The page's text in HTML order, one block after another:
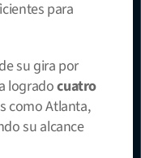
para
su gira por
logrado cuatro
como Atlanta,
su alcance